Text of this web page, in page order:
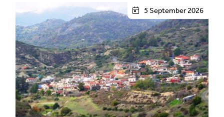
5 September 2026